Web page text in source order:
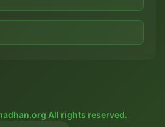
All rights reserved.